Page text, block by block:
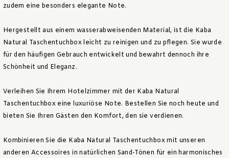
zudem eine besonders elegante Note.
Hergestellt aus einem wasserabweisenden Material, ist die Kaba
Natural Taschentuchbox leicht zu reinigen und zu pflegen. Sie wurde
für den häufigen Gebrauch entwickelt und bewahrt dennoch ihre
Schönheit und Eleganz.
Verleihen Sie Ihrem Hotelzimmer mit der Kaba Natural
Taschentuchbox eine luxuriöse Note. Bestellen Sie noch heute und
bieten Sie Ihren Gästen den Komfort, den sie verdienen.
Kombinieren Sie die Kaba Natural Taschentuchbox mit unseren
anderen Accessoires in natürlichen Sand-Tönen für ein harmonisches